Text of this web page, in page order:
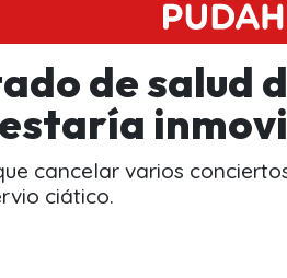
de salud
cancelar varios
ciático.